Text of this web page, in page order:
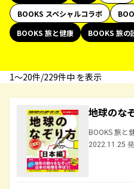
BOOKS スペシャルコラボ
BOOKS 旅と健康
BOOKS 旅の
1〜20件/229件中 を表示
地球の
BOOKS 旅と
2022.11.25